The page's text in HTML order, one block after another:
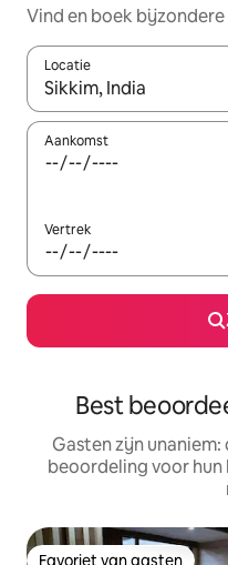
Vind en boek
Locatie
Wanneer er suggesties
Aankomst
Vertrek
Best
Gasten zijn
beoordeling voor
Favoriet van gasten